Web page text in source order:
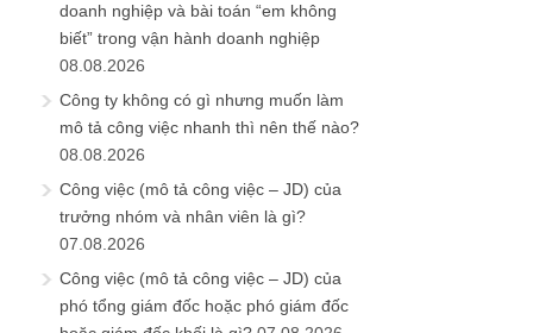
doanh nghiệp và bài toán “em không
biết” trong vận hành doanh nghiệp
08.08.2026
Công ty không có gì nhưng muốn làm
mô tả công việc nhanh thì nên thế nào?
08.08.2026
Công việc (mô tả công việc – JD) của
trưởng nhóm và nhân viên là gì?
07.08.2026
Công việc (mô tả công việc – JD) của
phó tổng giám đốc hoặc phó giám đốc